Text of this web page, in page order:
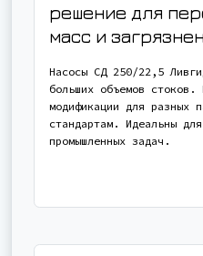
решение для
масс и
Насосы СД 250/22,5
больших объемов стоков.
модификации для разных
стандартам. Идеальны
промышленных задач.